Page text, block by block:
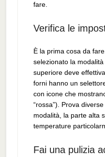
fare.
Verifica le
È la prima cosa da
selezionato la
superiore deve
forni hanno un
con icone che
“rossa”). Prova
modalità, la parte alta
temperature
Fai una pulizia